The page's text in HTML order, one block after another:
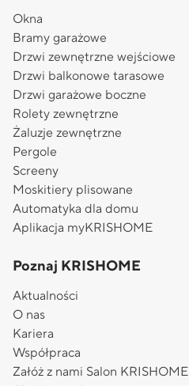
Okna
Bramy garażowe
Drzwi zewnętrzne wejściowe
Drzwi balkonowe tarasowe
Drzwi garażowe boczne
Rolety zewnętrzne
Żaluzje zewnętrzne
Pergole
Screeny
Moskitiery plisowane
Automatyka dla domu
Aplikacja myKRISHOME
Poznaj KRISHOME
Aktualności
O nas
Kariera
Współpraca
Załóż z nami Salon KRISHOME